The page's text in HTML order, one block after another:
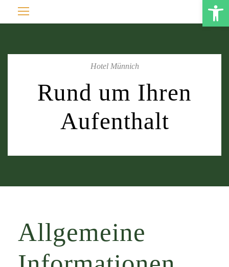
Open toolbar
Hotel Münnich
Rund um Ihren
Aufenthalt
Allgemeine